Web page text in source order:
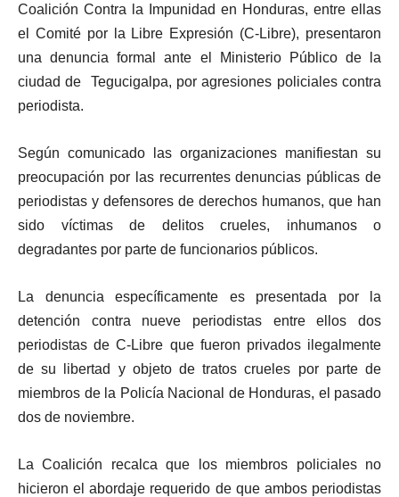
Coalición Contra la Impunidad en Honduras, entre ellas
el Comité por la Libre Expresión (C-Libre), presentaron
una denuncia formal ante el Ministerio Público de la
ciudad de Tegucigalpa, por agresiones policiales contra
periodista.
Según comunicado las organizaciones manifiestan su
preocupación por las recurrentes denuncias públicas de
periodistas y defensores de derechos humanos, que han
sido víctimas de delitos crueles, inhumanos o
degradantes por parte de funcionarios públicos.
La denuncia específicamente es presentada por la
detención contra nueve periodistas entre ellos dos
periodistas de C-Libre que fueron privados ilegalmente
de su libertad y objeto de tratos crueles por parte de
miembros de la Policía Nacional de Honduras, el pasado
dos de noviembre.
La Coalición recalca que los miembros policiales no
hicieron el abordaje requerido de que ambos periodistas